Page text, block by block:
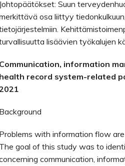
Johtopäätökset: Suun
osa liittyy
lisäävien työkalujen
Communication, information
health record system-related
Background
Problems with information flow
The goal of this study was to
communication,